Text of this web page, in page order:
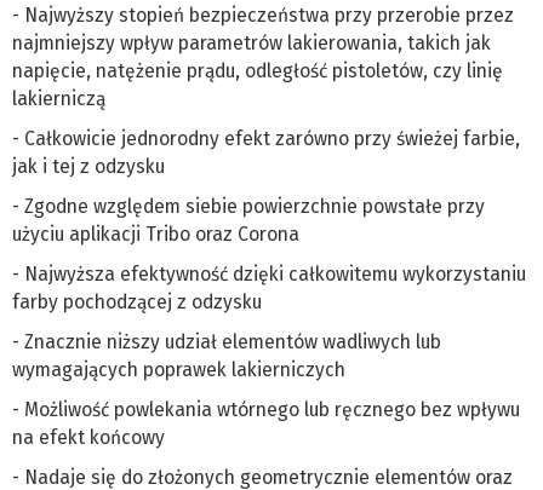
- Najwyższy stopień bezpieczeństwa przy przerobie przez
najmniejszy wpływ parametrów lakierowania, takich jak
napięcie, natężenie prądu, odległość pistoletów, czy linię
lakierniczą
- Całkowicie jednorodny efekt zarówno przy świeżej farbie,
jak i tej z odzysku
- Zgodne względem siebie powierzchnie powstałe przy
użyciu aplikacji Tribo oraz Corona
- Najwyższa efektywność dzięki całkowitemu wykorzystaniu
farby pochodzącej z odzysku
- Znacznie niższy udział elementów wadliwych lub
wymagających poprawek lakierniczych
- Możliwość powlekania wtórnego lub ręcznego bez wpływu
na efekt końcowy
- Nadaje się do złożonych geometrycznie elementów oraz